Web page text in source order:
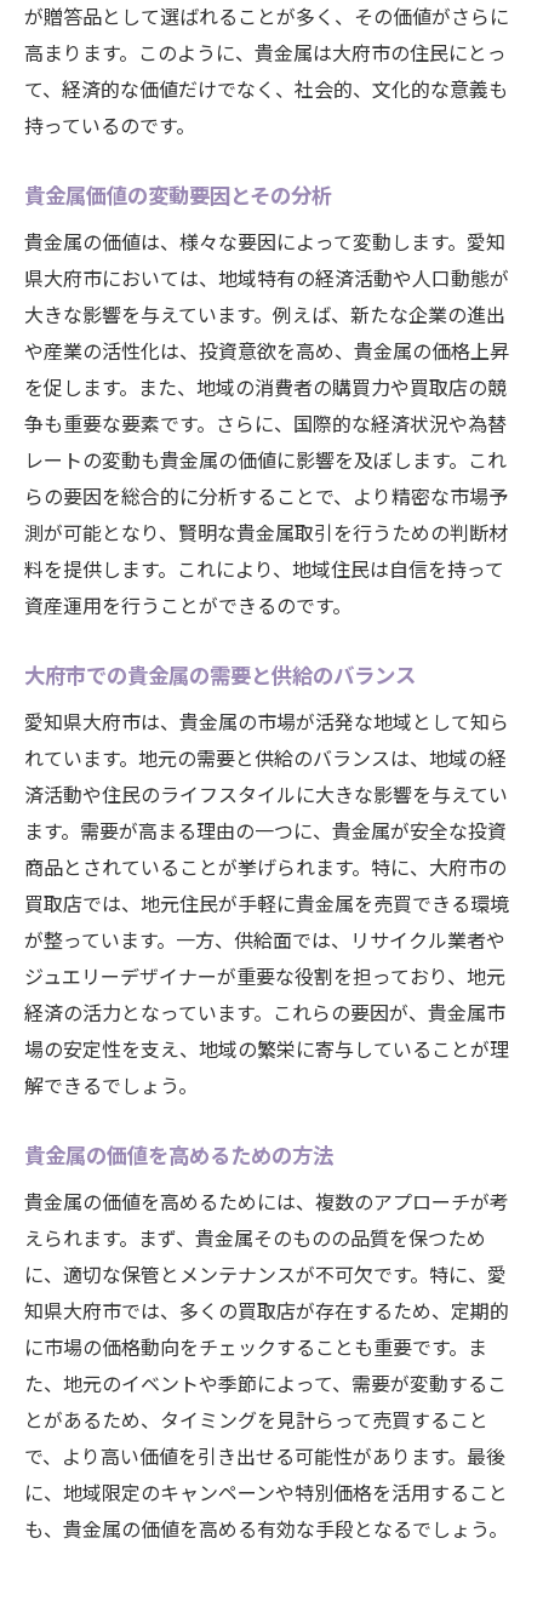
が贈答品として選ばれることが多く、その価値がさらに
高まります。このように、貴金属は大府市の住民にとっ
て、経済的な価値だけでなく、社会的、文化的な意義も
持っているのです。
貴金属価値の変動要因とその分析
貴金属の価値は、様々な要因によって変動します。愛知
県大府市においては、地域特有の経済活動や人口動態が
大きな影響を与えています。例えば、新たな企業の進出
や産業の活性化は、投資意欲を高め、貴金属の価格上昇
を促します。また、地域の消費者の購買力や買取店の競
争も重要な要素です。さらに、国際的な経済状況や為替
レートの変動も貴金属の価値に影響を及ぼします。これ
らの要因を総合的に分析することで、より精密な市場予
測が可能となり、賢明な貴金属取引を行うための判断材
料を提供します。これにより、地域住民は自信を持って
資産運用を行うことができるのです。
大府市での貴金属の需要と供給のバランス
愛知県大府市は、貴金属の市場が活発な地域として知ら
れています。地元の需要と供給のバランスは、地域の経
済活動や住民のライフスタイルに大きな影響を与えてい
ます。需要が高まる理由の一つに、貴金属が安全な投資
商品とされていることが挙げられます。特に、大府市の
買取店では、地元住民が手軽に貴金属を売買できる環境
が整っています。一方、供給面では、リサイクル業者や
ジュエリーデザイナーが重要な役割を担っており、地元
経済の活力となっています。これらの要因が、貴金属市
場の安定性を支え、地域の繁栄に寄与していることが理
解できるでしょう。
貴金属の価値を高めるための方法
貴金属の価値を高めるためには、複数のアプローチが考
えられます。まず、貴金属そのものの品質を保つため
に、適切な保管とメンテナンスが不可欠です。特に、愛
知県大府市では、多くの買取店が存在するため、定期的
に市場の価格動向をチェックすることも重要です。ま
た、地元のイベントや季節によって、需要が変動するこ
とがあるため、タイミングを見計らって売買すること
で、より高い価値を引き出せる可能性があります。最後
に、地域限定のキャンペーンや特別価格を活用すること
も、貴金属の価値を高める有効な手段となるでしょう。